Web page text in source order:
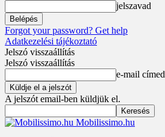
jelszavad
Forgot your password? Get help
Adatkezelési tájékoztató
Jelszó visszaállítás
Jelszó visszaállítás
e-mail címed
A jelszót email-ben küldjük el.
Mobilissimo.hu